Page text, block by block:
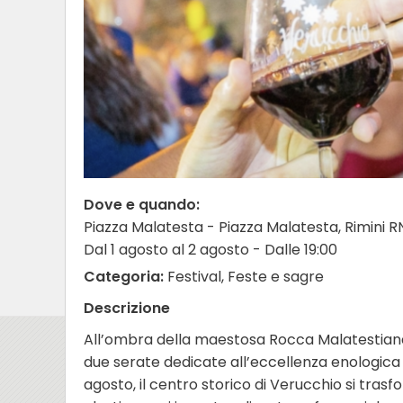
Dove e quando:
Piazza Malatesta - Piazza Malatesta, Rimini
Dal 1 agosto al 2 agosto - Dalle 19:00
Categoria: Festival, Feste e sagre
Descrizione
All’ombra della maestosa Rocca
due serate dedicate all’eccellenza
agosto, il centro storico di Verucchio si